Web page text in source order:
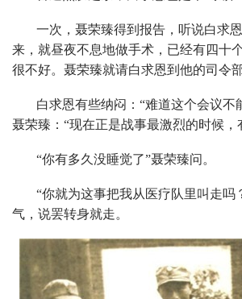
一次，聂荣臻得到报告，听说白求
来，就昼夜不息地做手术，已经有四十
很不好。聂荣臻就请白求恩到他的司令部
白求恩有些纳闷：“难道这个会议不
聂荣臻：“现在正是战事最激烈的时候，
“你有多久没睡觉了”聂荣臻问。
“你就为这事把我从医疗队里叫走吗
气，说罢转身就走。